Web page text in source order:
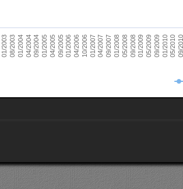
01/200308/200301/200404/200409/200401/200504/200509/200501/200604/200610/200601/200704/200709/200701/200805/200809/200801/200905/200909/200901/201005/201009/